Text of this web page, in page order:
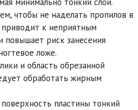
минимально тонкий слой.
чтобы не наделать пропилов в
приводит к неприятным
риск занесения
ложе.
и область обрезанной
обработать жирным
пластины тонкий